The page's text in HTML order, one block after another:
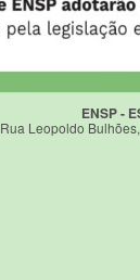
ENSP -
Rua Leopoldo